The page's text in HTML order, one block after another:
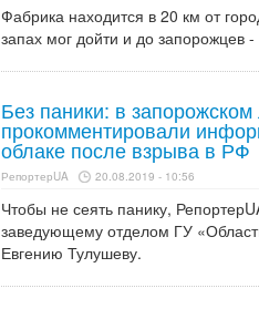
Фабрика находится в 20 км от
запах мог дойти и до запорожцев
Без паники: в
прокомментировали
облаке после взрыва в РФ
РепортерUA 20.08.2019 - 10:56
Чтобы не сеять панику,
заведующему отделом ГУ
Евгению Тулушеву.